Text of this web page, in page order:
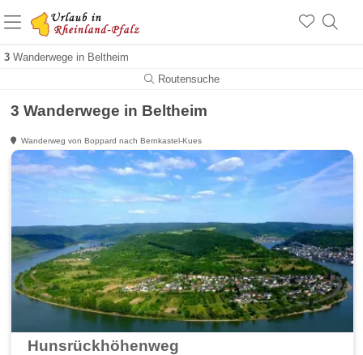
3 Wanderwege in Beltheim
Routensuche
+1.500 Unterkünfte in Rheinland-Pfalz
+1.000 Sehenswürdigkeiten
3 Wanderwege in Beltheim
Wanderweg von Boppard nach Bernkastel-Kues
Hunsrückhöhenweg